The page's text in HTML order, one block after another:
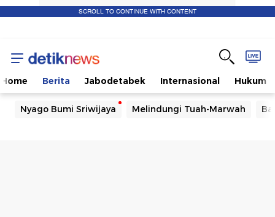
SCROLL TO CONTINUE WITH CONTENT
Home Berita Jabodetabek Internasional Hukum
Nyago Bumi Sriwijaya Melindungi Tuah-Marwah